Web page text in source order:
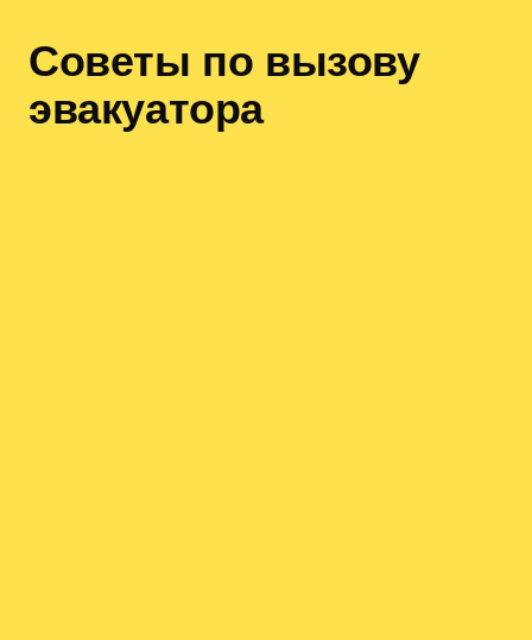
Советы по вызову
эвакуатора